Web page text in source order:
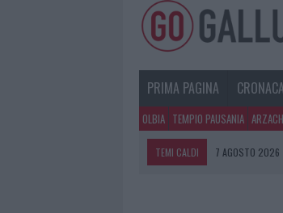
PRIMA PAGINA CRONACA
OLBIA TEMPIO PAUSANIA
TEMI CALDI 7 AGOSTO 2026
7 AGOSTO 2026